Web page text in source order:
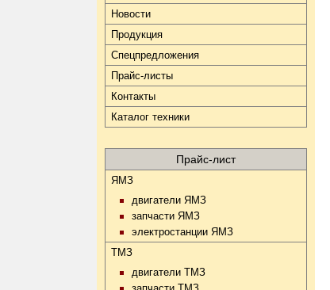
Новости
Продукция
Спецпредложения
Прайс-листы
Контакты
Каталог техники
Прайс-лист
ЯМЗ
двигатели ЯМЗ
запчасти ЯМЗ
электростанции ЯМЗ
ТМЗ
двигатели ТМЗ